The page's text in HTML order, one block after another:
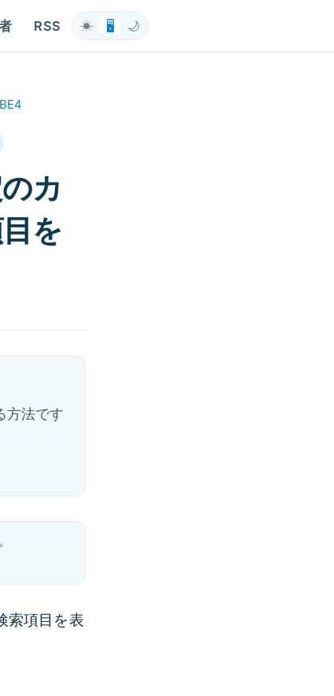
RSS ☀ 🖥 🌙
カ
を
方法です
索項目を表